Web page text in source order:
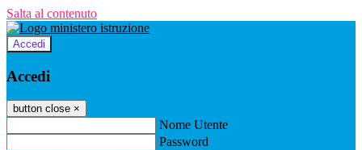
Salta al contenuto
Accedi
Accedi
button close ×
Nome Utente
Password